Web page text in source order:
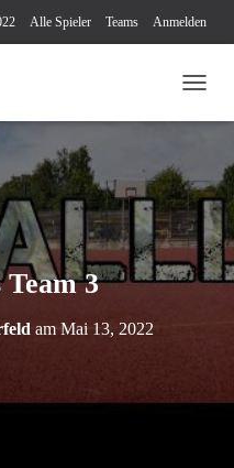
Alle Spieler Teams Anmelden
Team 3
am Mai 13, 2022